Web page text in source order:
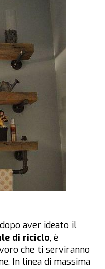
aver ideato il
di riciclo, è
che ti serviranno
In linea di massima